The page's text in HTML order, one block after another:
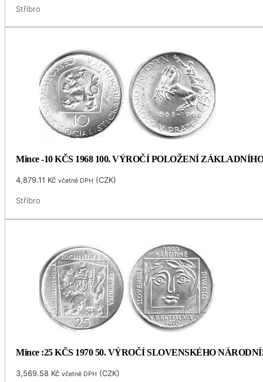
Stříbro
Mince -10 KČS 1968 100. VÝROČÍ POLOŽENÍ
4,879.11 Kč včetně DPH (CZK)
Stříbro
Mince :25 KČS 1970 50. VÝROČÍ SLOVENSKÉHO
3,569.58 Kč včetně DPH (CZK)